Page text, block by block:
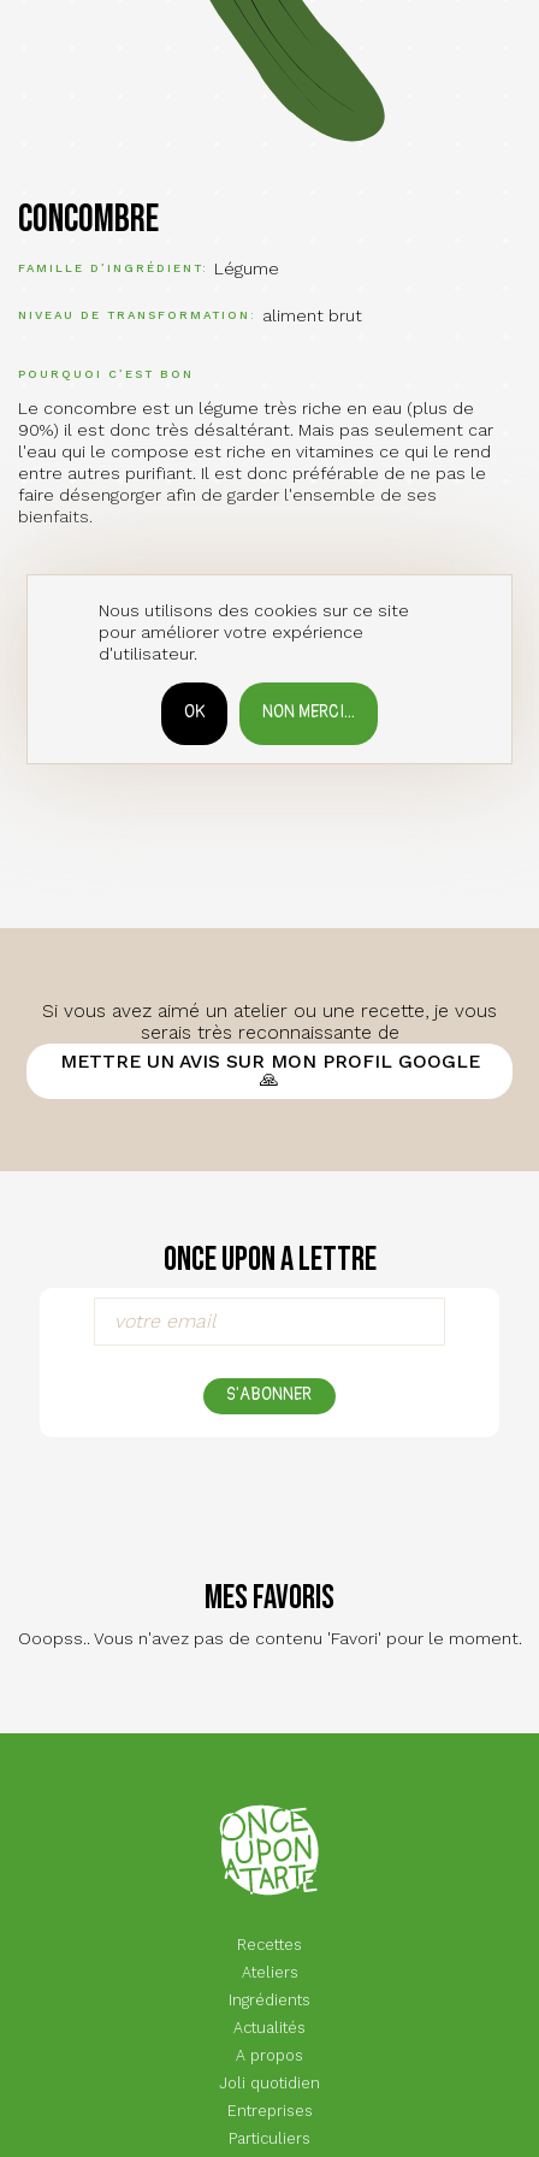
Concombre
FAMILLE D’INGRÉDIENT Légume
NIVEAU DE TRANSFORMATION aliment brut
POURQUOI C’EST BON
Le concombre est un légume très riche en eau (plus de
90%) il est donc très désaltérant. Mais pas seulement car
l'eau qui le compose est riche en vitamines ce qui le rend
entre autres purifiant. Il est donc préférable de ne pas le
faire désengorger afin de garder l'ensemble de ses
bienfaits.
Si vous avez aimé un atelier ou une recette, je vous
serais très reconnaissante de
METTRE UN AVIS SUR MON PROFIL GOOGLE
🙏
Once Upon a Lettre
S'ABONNER
Mes favoris
Ooopss.. Vous n'avez pas de contenu 'Favori' pour le moment.
Recettes
Ateliers
Ingrédients
Actualités
A propos
Joli quotidien
Entreprises
Particuliers
Nous utilisons des cookies sur ce site
pour améliorer votre expérience
d'utilisateur.
NON MERCI...
OK
RETIRER LE CONSENTEMENT